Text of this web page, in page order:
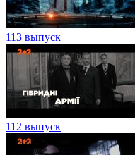
113 выпуск
112 выпуск